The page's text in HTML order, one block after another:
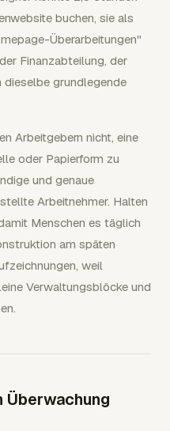
buchen, sie als
Überarbeitungen"
Finanzabteilung, der
dieselbe grundlegende
Arbeitgebern nicht, eine
oder Papierform zu
und genaue
Arbeitnehmer. Halten
Menschen es täglich
am späten
weil
Verwaltungsblöcke und
Überwachung